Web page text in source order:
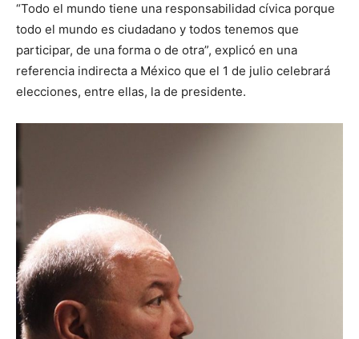
“Todo el mundo tiene una responsabilidad cívica porque
todo el mundo es ciudadano y todos tenemos que
participar, de una forma o de otra”, explicó en una
referencia indirecta a México que el 1 de julio celebrará
elecciones, entre ellas, la de presidente.